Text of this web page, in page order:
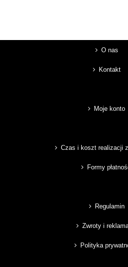
O nas
Kontakt
Moje konto
Czas i koszt realizacji
Formy
Regulamin
Zwroty i
Polityka